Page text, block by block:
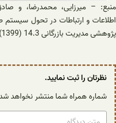
منبع: – میرزایی، محمدرضا، و
اطلاعات و ارتباطات در تحول
پژوهشی مدیریت بازرگانی 14.3 (1399): 387-404.
نظرتان را ثبت نمایید.
شماره همراه شما منتشر نخواهد